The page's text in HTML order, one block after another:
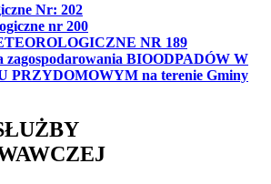
Nr: 202
nr 200
NR 189
zagospodarowania BIOODPADÓW W
PRZYDOMOWYM na terenie Gminy